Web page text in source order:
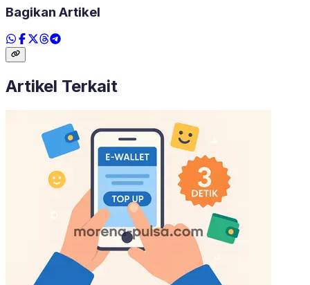
Bagikan Artikel
Artikel Terkait